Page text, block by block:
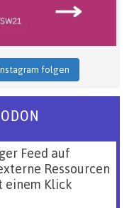
folgen
Feed auf
Ressourcen
einem Klick